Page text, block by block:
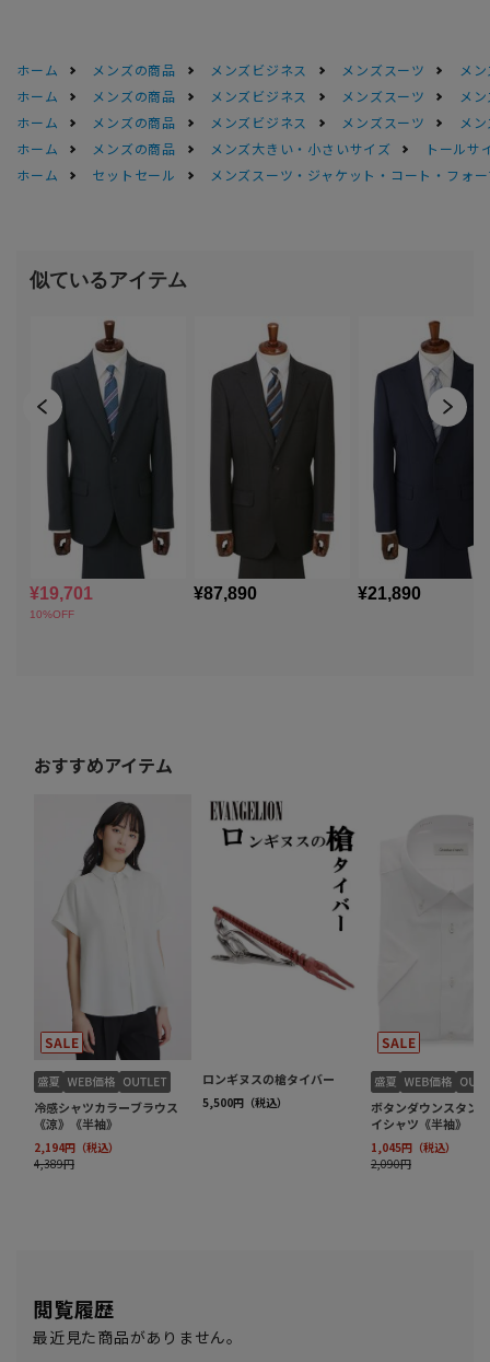
ホーム メンズの商品 メンズビジネス メンズスーツ
メ
ホーム
メンズの商品 メンズビジネス メンズスーツ
メ
ホーム
メンズの商品 メンズビジネス メンズスーツ
メ
ホーム
メンズの商品 メンズ大きい・小さいサイズ
トールサ
ホーム
セットセール メンズスーツ・ジャケット・コート・フォ
閲覧履歴
最近見た商品がありません。